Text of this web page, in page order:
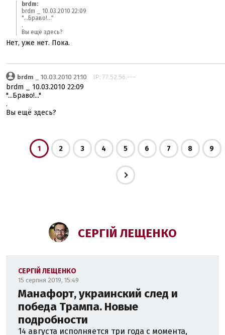
brdm:
brdm _ 10.03.2010 22:09
"...Браво!..."
.
Вы ещё здесь?
Нет, уже нет. Пока.
brdm _ 10.03.2010 21:10 IP: 77.52.56.---
brdm _ 10.03.2010 22:09
"...Браво!..."
.
Вы ещё здесь?
1 2 3 4 5 6 7 8 9
СЕРГІЙ ЛЕЩЕНКО
СЕРГІЙ ЛЕЩЕНКО
15 серпня 2019, 15:49
Манафорт, украинский след и
победа Трампа. Новые
подробности
14 августа исполняется три года с момента,